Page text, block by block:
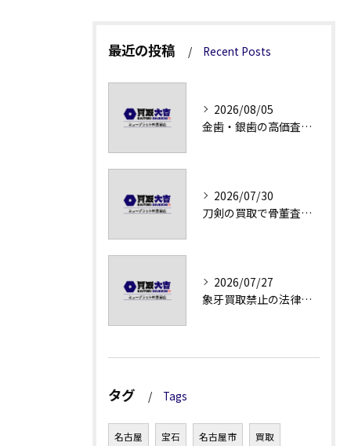
最近の投稿 Recent Posts
2026/08/05
金歯・銀歯の高価査定法徹底解説
2026/07/30
刀剣の買取で骨董査定の注意点
2026/07/27
象牙買取禁止の法律と背景解説
タグ Tags
名古屋 宝石 名古屋市 買取